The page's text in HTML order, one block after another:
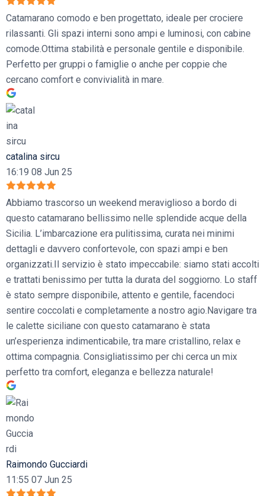
Catamarano comodo e ben progettato, ideale per crociere
rilassanti. Gli spazi interni sono ampi e luminosi, con cabine
comode.Ottima stabilità e personale gentile e disponibile.
Perfetto per gruppi o famiglie o anche per coppie che
cercano comfort e convivialità in mare.
catalina sircu
16:19 08 Jun 25
Abbiamo trascorso un weekend meraviglioso a bordo di
questo catamarano bellissimo nelle splendide acque della
Sicilia. L’imbarcazione era pulitissima, curata nei minimi
dettagli e davvero confortevole, con spazi ampi e ben
organizzati.Il servizio è stato impeccabile: siamo stati accolti
e trattati benissimo per tutta la durata del soggiorno. Lo staff
è stato sempre disponibile, attento e gentile, facendoci
sentire coccolati e completamente a nostro agio.Navigare tra
le calette siciliane con questo catamarano è stata
un’esperienza indimenticabile, tra mare cristallino, relax e
ottima compagnia. Consigliatissimo per chi cerca un mix
perfetto tra comfort, eleganza e bellezza naturale!
Raimondo Gucciardi
11:55 07 Jun 25